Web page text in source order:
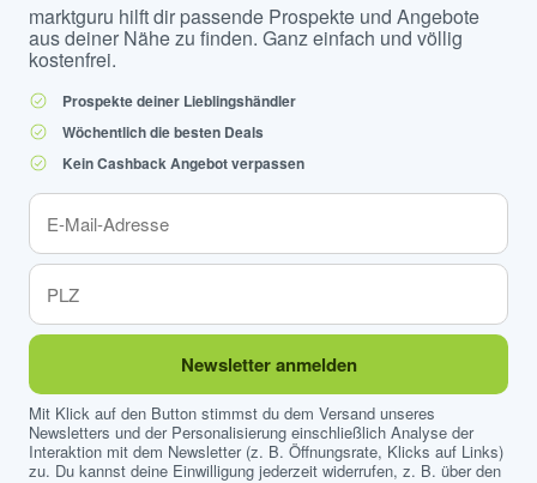
marktguru hilft dir passende Prospekte und Angebote
aus deiner Nähe zu finden. Ganz einfach und völlig
kostenfrei.
Prospekte deiner Lieblingshändler
Wöchentlich die besten Deals
Kein Cashback Angebot verpassen
Newsletter anmelden
Mit Klick auf den Button stimmst du dem Versand unseres
Newsletters und der Personalisierung einschließlich Analyse der
Interaktion mit dem Newsletter (z. B. Öffnungsrate, Klicks auf Links)
zu. Du kannst deine Einwilligung jederzeit widerrufen, z. B. über den